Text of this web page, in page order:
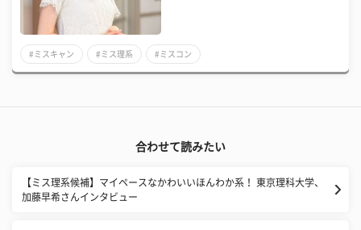
#ミスキャン #ミス理系 #ミスコン
合わせて読みたい
【ミス理系候補】マイペースなかわいいほんわか系！ 東京理科大学、
加藤早希さんインタビュー